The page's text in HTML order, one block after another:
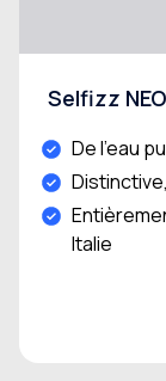
Selfizz NEO
De l'eau
Italie